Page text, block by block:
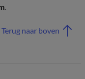
.
Terug naar boven